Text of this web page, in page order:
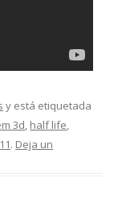
y está etiquetada
3d, half life,
. Deja un